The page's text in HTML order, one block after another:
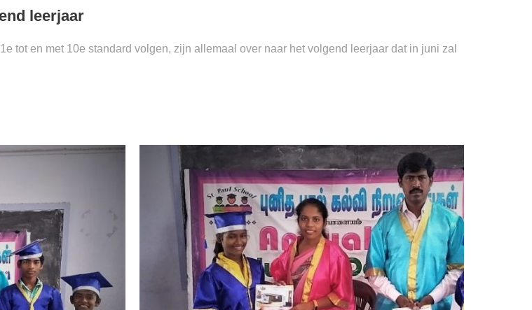
leerjaar
tot en met 10e standard volgen, zijn allemaal over naar het volgend leerjaar dat in juni zal